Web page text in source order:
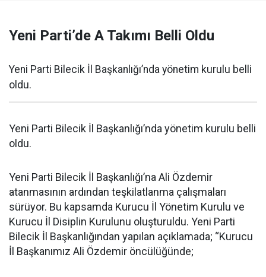
Yeni Parti’de A Takımı Belli Oldu
Yeni Parti Bilecik İl Başkanlığı’nda yönetim kurulu belli
oldu.
Yeni Parti Bilecik İl Başkanlığı’nda yönetim kurulu belli
oldu.
Yeni Parti Bilecik İl Başkanlığı’na Ali Özdemir
atanmasının ardından teşkilatlanma çalışmaları
sürüyor. Bu kapsamda Kurucu İl Yönetim Kurulu ve
Kurucu İl Disiplin Kurulunu oluşturuldu. Yeni Parti
Bilecik İl Başkanlığından yapılan açıklamada; “Kurucu
İl Başkanımız Ali Özdemir öncülüğünde;